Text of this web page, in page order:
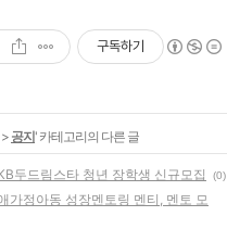
구독하기
> 공지' 카테고리의 다른 글
두드림스타 청년 장학생 신규모집 (0)
가정아동 성장멘토링 멘티, 멘토 모